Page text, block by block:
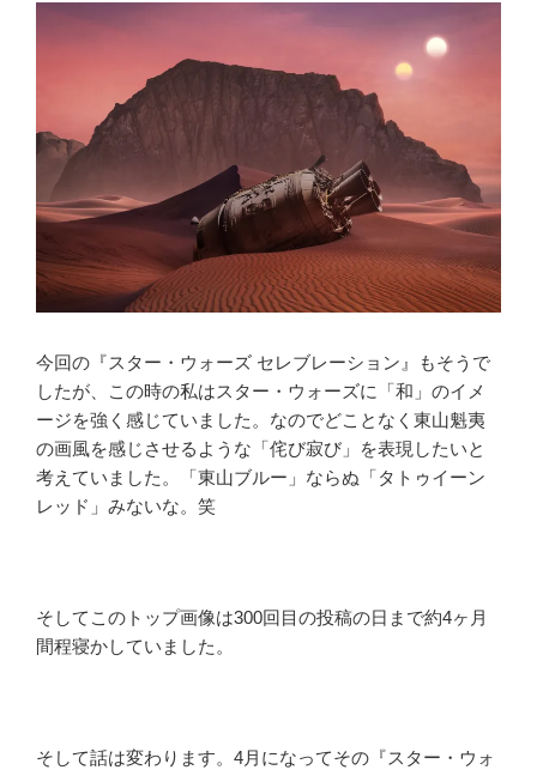
今回の『スター・ウォーズ セレブレーション』もそうで
したが、この時の私はスター・ウォーズに「和」のイメ
ージを強く感じていました。なのでどことなく東山魁夷
の画風を感じさせるような「侘び寂び」を表現したいと
考えていました。「東山ブルー」ならぬ「タトゥイーン
レッド」みないな。笑
そしてこのトップ画像は300回目の投稿の日まで約4ヶ月
間程寝かしていました。
そして話は変わります。4月になってその『スター・ウォ